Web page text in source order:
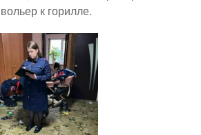
вольер к горилле.